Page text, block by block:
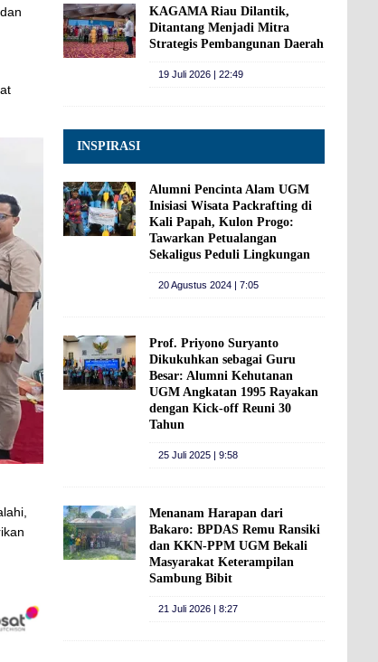
KAGAMA Riau Dilantik,
Ditantang Menjadi Mitra
Strategis Pembangunan Daerah
19 Juli 2026 | 22:49
INSPIRASI
Alumni Pencinta Alam UGM
Inisiasi Wisata Packrafting di
Kali Papah, Kulon Progo:
Tawarkan Petualangan
Sekaligus Peduli Lingkungan
20 Agustus 2024 | 7:05
Prof. Priyono Suryanto
Dikukuhkan sebagai Guru
Besar: Alumni Kehutanan
UGM Angkatan 1995 Rayakan
dengan Kick-off Reuni 30
Tahun
25 Juli 2025 | 9:58
Menanam Harapan dari
Bakaro: BPDAS Remu Ransiki
dan KKN-PPM UGM Bekali
Masyarakat Keterampilan
Sambung Bibit
21 Juli 2026 | 8:27